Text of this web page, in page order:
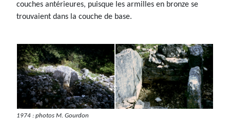
couches antérieures, puisque les armilles en bronze se
trouvaient dans la couche de base.
1974 : photos M. Gourdon